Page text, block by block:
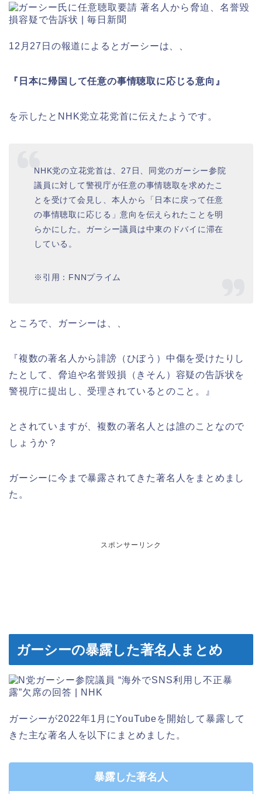
12月27日の報道によるとガーシーは、、
『日本に帰国して任意の事情聴取に応じる意向』
を示したとNHK党立花党首に伝えたようです。
NHK党の立花党首は、27日、同党のガーシー参院
議員に対して警視庁が任意の事情聴取を求めたこ
とを受けて会見し、本人から「日本に戻って任意
の事情聴取に応じる」意向を伝えられたことを明
らかにした。ガーシー議員は中東のドバイに滞在
している。
※引用：FNNプライム
ところで、ガーシーは、、
『複数の著名人から誹謗（ひぼう）中傷を受けたりし
たとして、脅迫や名誉毀損（きそん）容疑の告訴状を
警視庁に提出し、受理されているとのこと。』
とされていますが、複数の著名人とは誰のことなので
しょうか？
ガーシーに今まで暴露されてきた著名人をまとめまし
た。
スポンサーリンク
ガーシーの暴露した著名人まとめ
ガーシーが2022年1月にYouTubeを開始して暴露して
きた主な著名人を以下にまとめました。
暴露した著名人